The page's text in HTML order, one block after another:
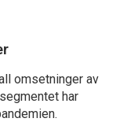
omsetninger av
har